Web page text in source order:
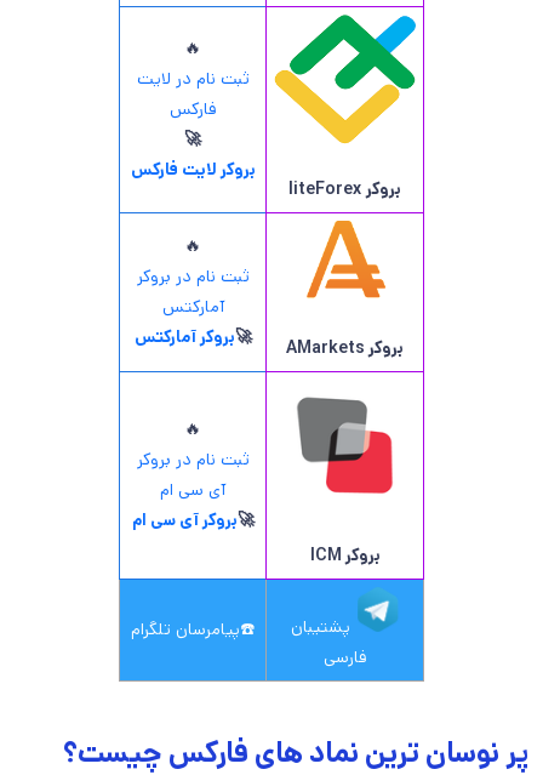
بروکر liteForex
🔥
ثبت نام در لایت
فارکس
🚀
بروکر لایت فارکس
بروکر AMarkets
🔥
ثبت نام در بروکر
آمارکتس
🚀بروکر آمارکتس
بروکر ICM
🔥
ثبت نام در بروکر
آی سی ام
🚀بروکر آی سی ام
پشتیبان
فارسی
☎️پیامرسان تلگرام
پر نوسان ترین نماد های فارکس چیست؟